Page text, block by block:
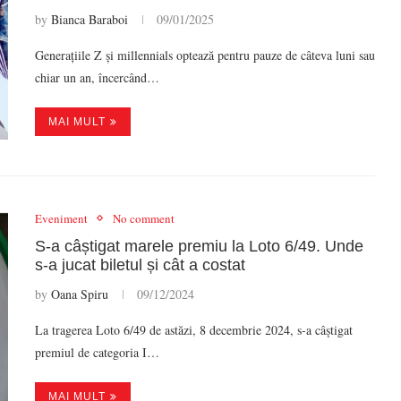
by Bianca Baraboi 09/01/2025
Generațiile Z și millennials optează pentru pauze de câteva luni sau
chiar un an, încercând…
MAI MULT
Eveniment No comment
S-a câștigat marele premiu la Loto 6/49. Unde
s-a jucat biletul și cât a costat
by Oana Spiru 09/12/2024
La tragerea Loto 6/49 de astăzi, 8 decembrie 2024, s-a câștigat
premiul de categoria I…
MAI MULT